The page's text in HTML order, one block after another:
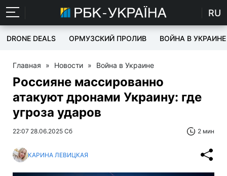
RU
DRONE DEALS ОРМУЗСКИЙ ПРОЛИВ ВОЙНА В УКРАИНЕ
Главная » Новости » Война в Украине
Россияне массированно
атакуют дронами Украину: где
угроза ударов
22:07 28.06.2025 Сб 2 мин
КАРИНА ЛЕВИЦКАЯ